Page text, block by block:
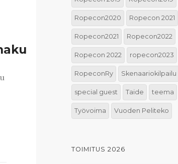
Ropecon2020 Ropecon 2021
Ropecon2021 Ropecon2022
Ropecon 2022 ropecon2023
RopeconRy Skenaariokilpailu
special guest Taide teema
Työvoima Vuoden Peliteko
TOIMITUS 2026